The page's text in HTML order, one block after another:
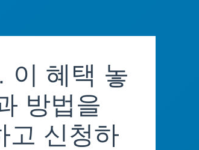
이 혜택 놓
방법을
고 신청하